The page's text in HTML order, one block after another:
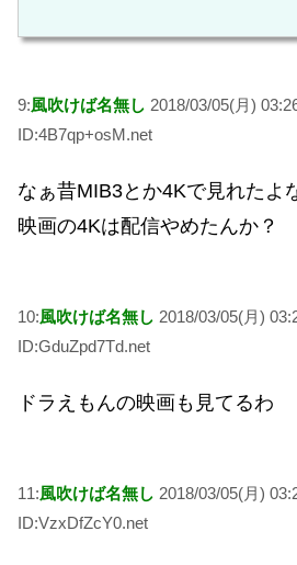
9:風吹けば名無し 2018/03/05(月)
ID:4B7qp+osM.net
なぁ昔MIB3とか4Kで見れたよ
映画の4Kは配信やめたんか？
10:風吹けば名無し 2018/03/05(月)
ID:GduZpd7Td.net
ドラえもんの映画も見てるわ
11:風吹けば名無し 2018/03/05(月)
ID:VzxDfZcY0.net